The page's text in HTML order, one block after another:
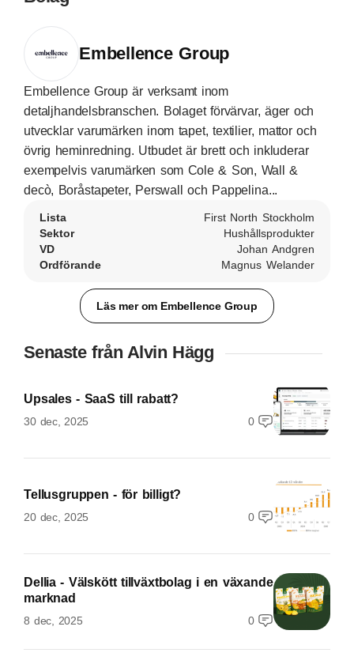
Embellence Group
Embellence Group är verksamt inom
detaljhandelsbranschen. Bolaget förvärvar, äger och
utvecklar varumärken inom tapet, textilier, mattor och
övrig heminredning. Utbudet är brett och inkluderar
exempelvis varumärken som Cole & Son, Wall &
decò, Boråstapeter, Perswall och Pappelina...
Lista
First North Stockholm
Sektor
Hushållsprodukter
VD
Johan Andgren
Ordförande
Magnus Welander
Läs mer om Embellence Group
Senaste från Alvin Hägg
Upsales - SaaS till rabatt?
30 dec, 2025 0
Tellusgruppen - för billigt?
20 dec, 2025 0
Dellia - Välskött tillväxtbolag i en växande
marknad
8 dec, 2025 0